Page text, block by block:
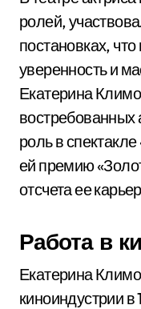
ролей,
постановках,
уверенность и
Екатерина
востребованных
роль в
ей премию
отсчета ее
Работа в
Екатерина
киноиндустрии в